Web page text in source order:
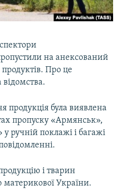
на анексований
продуктів. Про це
продукція була виявлена
пропуску «Армянськ»,
ручній поклажі і багажі
і тварин
України.